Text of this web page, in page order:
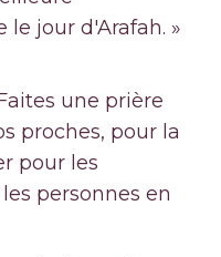
jour d'Arafah. »
une prière
proches, pour la
pour les
personnes en